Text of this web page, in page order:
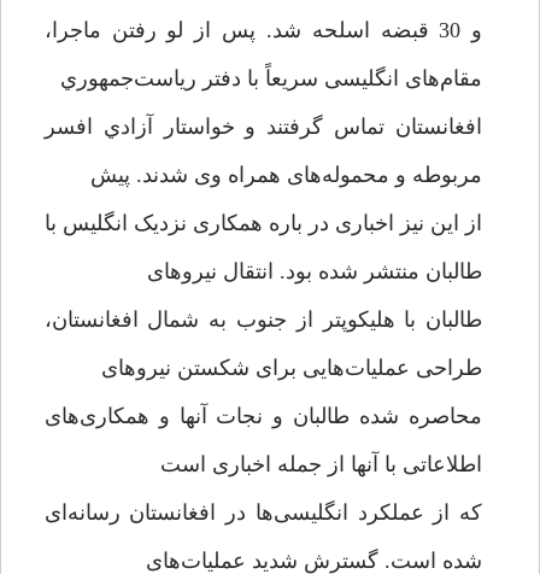
و 30 قبضه اسلحه شد. پس از لو رفتن ماجرا،
مقام‌های انگلیسی سریعاً با دفتر رياست‌جمهوري
افغانستان تماس گرفتند و خواستار آزادي افسر
مربوطه و محموله‌های همراه وی شدند. پیش
از این نیز اخباری در باره همکاری نزدیک انگلیس با
طالبان منتشر شده بود. انتقال نیروهای
طالبان با هليكوپتر از جنوب به شمال افغانستان،
طراحی عملیات‌هایی برای شكستن نیروهای
محاصره شده طالبان و نجات آنها و همکاری‌های
اطلاعاتی با آنها از جمله اخباری است
که از عملکرد انگلیسی‌ها در افغانستان رسانه‌ای
شده است. گسترش شدید عملیات‌های